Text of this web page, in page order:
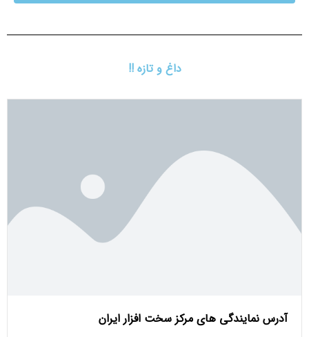
داغ و تازه !!
آدرس نمایندگی های مرکز سخت افزار ایران